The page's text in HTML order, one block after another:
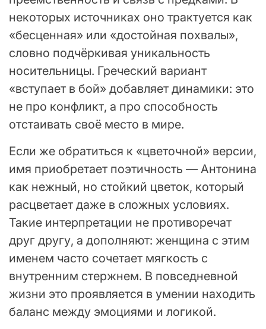
некоторых источниках оно трактуется как
«бесценная» или «достойная похвалы»,
словно подчёркивая уникальность
носительницы. Греческий вариант
«вступает в бой» добавляет динамики: это
не про конфликт, а про способность
отстаивать своё место в мире.
Если же обратиться к «цветочной» версии,
имя приобретает поэтичность — Антонина
как нежный, но стойкий цветок, который
расцветает даже в сложных условиях.
Такие интерпретации не противоречат
друг другу, а дополняют: женщина с этим
именем часто сочетает мягкость с
внутренним стержнем. В повседневной
жизни это проявляется в умении находить
баланс между эмоциями и логикой.